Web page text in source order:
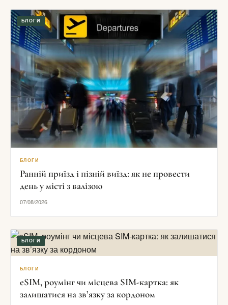
БЛОГИ
БЛОГИ
Ранній приїзд і пізній виїзд: як не провести
день у місті з валізою
07/08/2026
БЛОГИ
БЛОГИ
eSIM, роумінг чи місцева SIM-картка: як
залишатися на зв’язку за кордоном